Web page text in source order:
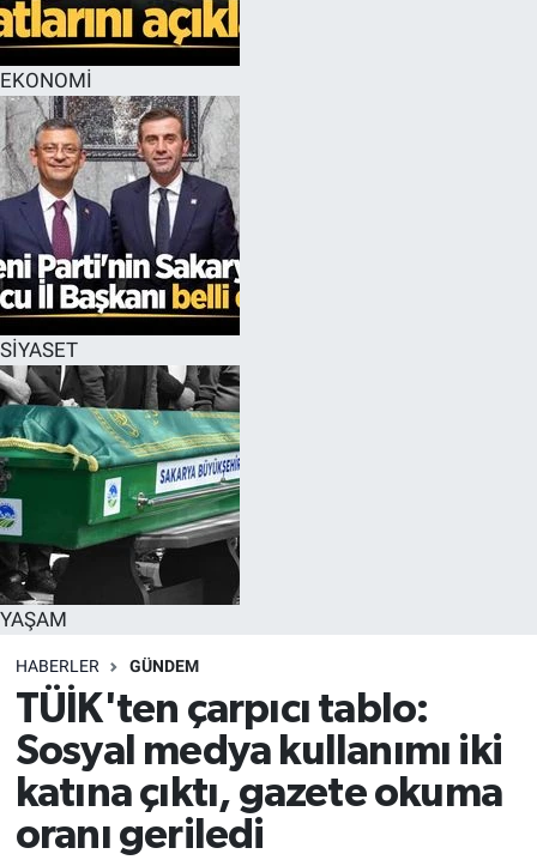
EKONOMİ
SİYASET
YAŞAM
HABERLER GÜNDEM
TÜİK'ten çarpıcı tablo:
Sosyal medya kullanımı iki
katına çıktı, gazete okuma
oranı geriledi